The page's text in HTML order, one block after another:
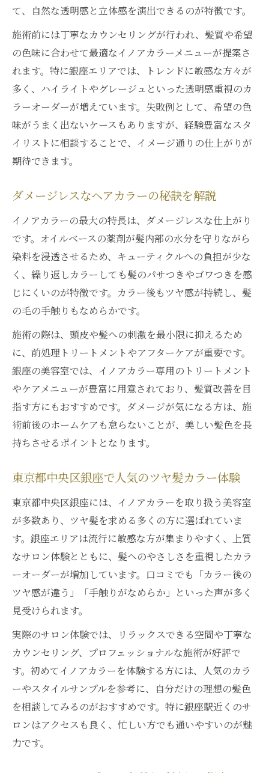
て、自然な透明感と立体感を演出できるのが特徴です。
施術前には丁寧なカウンセリングが行われ、髪質や希望
の色味に合わせて最適なイノアカラーメニューが提案さ
れます。特に銀座エリアでは、トレンドに敏感な方々が
多く、ハイライトやグレージュといった透明感重視のカ
ラーオーダーが増えています。失敗例として、希望の色
味がうまく出ないケースもありますが、経験豊富なスタ
イリストに相談することで、イメージ通りの仕上がりが
期待できます。
ダメージレスなヘアカラーの秘訣を解説
イノアカラーの最大の特長は、ダメージレスな仕上がり
です。オイルベースの薬剤が髪内部の水分を守りながら
染料を浸透させるため、キューティクルへの負担が少な
く、繰り返しカラーしても髪のパサつきやゴワつきを感
じにくいのが特徴です。カラー後もツヤ感が持続し、髪
の毛の手触りもなめらかです。
施術の際は、頭皮や髪への刺激を最小限に抑えるため
に、前処理トリートメントやアフターケアが重要です。
銀座の美容室では、イノアカラー専用のトリートメント
やケアメニューが豊富に用意されており、髪質改善を目
指す方にもおすすめです。ダメージが気になる方は、施
術前後のホームケアも怠らないことが、美しい髪色を長
持ちさせるポイントとなります。
東京都中央区銀座で人気のツヤ髪カラー体験
東京都中央区銀座には、イノアカラーを取り扱う美容室
が多数あり、ツヤ髪を求める多くの方に選ばれていま
す。銀座エリアは流行に敏感な方が集まりやすく、上質
なサロン体験とともに、髪へのやさしさを重視したカラ
ーオーダーが増加しています。口コミでも「カラー後の
ツヤ感が違う」「手触りがなめらか」といった声が多く
見受けられます。
実際のサロン体験では、リラックスできる空間や丁寧な
カウンセリング、プロフェッショナルな施術が好評で
す。初めてイノアカラーを体験する方には、人気のカラ
ーやスタイルサンプルを参考に、自分だけの理想の髪色
を相談してみるのがおすすめです。特に銀座駅近くのサ
ロンはアクセスも良く、忙しい方でも通いやすいのが魅
力です。